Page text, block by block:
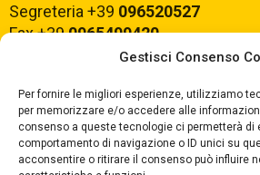
Gestisci Consenso
Per fornire le migliori esperienze, utilizziamo
per memorizzare e/o accedere alle
consenso a queste tecnologie ci permetterà di
comportamento di navigazione o ID unici su
acconsentire o ritirare il consenso può influire
Segreteria +39 096520527
Fax +390965499420
E-mail: rcvc010005@istruzione.it
PEC:
ORARIO DI APERTURA